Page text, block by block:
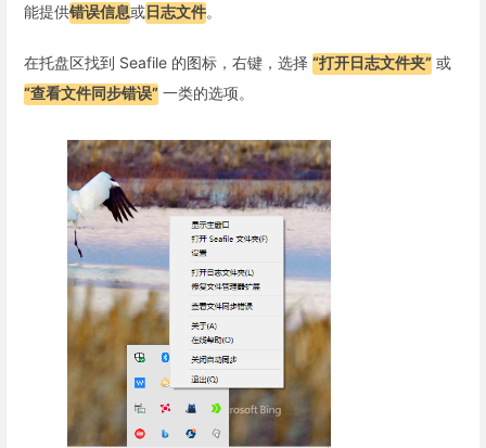
能提供错误信息或日志文件。
在托盘区找到 Seafile 的图标，右键，选择 “打开日志文件夹” 或
“查看文件同步错误” 一类的选项。